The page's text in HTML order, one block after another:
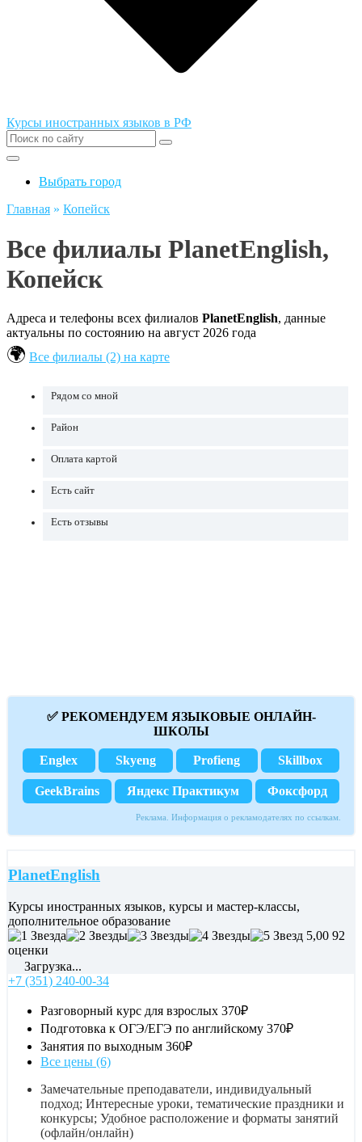
Курсы иностранных языков в РФ
Выбрать город
Главная » Копейск
Все филиалы PlanetEnglish,
Копейск
Адреса и телефоны всех филиалов PlanetEnglish, данные
актуальны по состоянию на август 2026 года
Все филиалы (2) на карте
Рядом со мной
Район
Оплата картой
Есть сайт
Есть отзывы
✅ РЕКОМЕНДУЕМ ЯЗЫКОВЫЕ ОНЛАЙН-
ШКОЛЫ
Englex Skyeng Profieng Skillbox
GeekBrains Яндекс Практикум Фоксфорд
Реклама. Информация о рекламодателях по ссылкам.
PlanetEnglish
Курсы иностранных языков, курсы и мастер-классы,
дополнительное образование
5,00 92
оценки
Загрузка...
+7 (351) 240-00-34
Разговорный курс для взрослых 370₽
Подготовка к ОГЭ/ЕГЭ по английскому 370₽
Занятия по выходным 360₽
Все цены (6)
Замечательные преподаватели, индивидуальный
подход; Интересные уроки, тематические праздники и
конкурсы; Удобное расположение и форматы занятий
(офлайн/онлайн)